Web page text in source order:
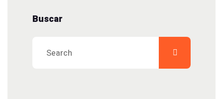
Buscar